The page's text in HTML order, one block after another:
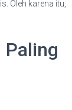
Oleh karena itu,
Paling